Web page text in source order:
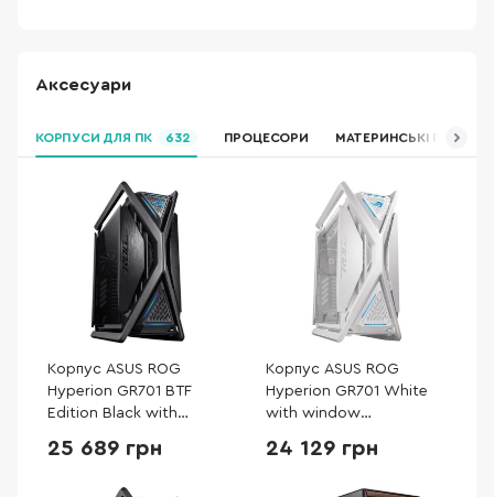
Аксесуари
КОРПУСИ ДЛЯ ПК 632 ПРОЦЕСОРИ МАТЕРИНСЬКІ ПЛАТИ
Корпус ASUS ROG
Hyperion GR701 BTF
Edition Black with
B39020)
25 689 грн
Корпус ASUS ROG
Hyperion GR701 White
with window
24 129 грн